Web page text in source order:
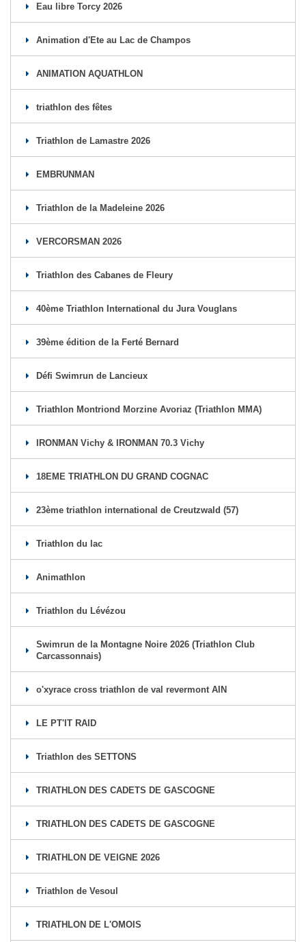
Eau libre Torcy 2026
Animation d'Ete au Lac de Champos
ANIMATION AQUATHLON
triathlon des fêtes
Triathlon de Lamastre 2026
EMBRUNMAN
Triathlon de la Madeleine 2026
VERCORSMAN 2026
Triathlon des Cabanes de Fleury
40ème Triathlon International du Jura Vouglans
39ème édition de la Ferté Bernard
Défi Swimrun de Lancieux
Triathlon Montriond Morzine Avoriaz (Triathlon MMA)
IRONMAN Vichy & IRONMAN 70.3 Vichy
18EME TRIATHLON DU GRAND COGNAC
23ème triathlon international de Creutzwald (57)
Triathlon du lac
Animathlon
Triathlon du Lévézou
Swimrun de la Montagne Noire 2026 (Triathlon Club
Carcassonnais)
o'xyrace cross triathlon de val revermont AIN
LE PT'IT RAID
Triathlon des SETTONS
TRIATHLON DES CADETS DE GASCOGNE
TRIATHLON DES CADETS DE GASCOGNE
TRIATHLON DE VEIGNE 2026
Triathlon de Vesoul
TRIATHLON DE L'OMOIS